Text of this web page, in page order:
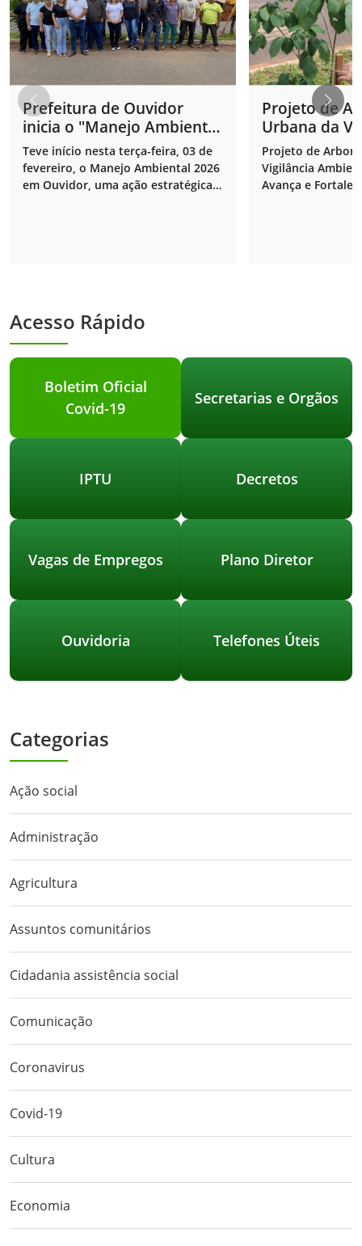
Prefeitura de Ouvidor
inicia o "Manejo Ambiental
2026" com força total no
combate ao mosquito da
dengue.
Teve início nesta terça-feira, 03 de
fevereiro, o Manejo Ambiental 2026
em Ouvidor, uma ação estratégica e
Projeto de
Urbana da
Ambiental.
Projeto de
Vigilância
Avança e
Acesso Rápido
Boletim Oficial
Covid-19
Secretarias e Orgãos
IPTU Decretos
Vagas de Empregos Plano Diretor
Ouvidoria Telefones Úteis
Categorias
Ação social
Administração
Agricultura
Assuntos comunitários
Cidadania assistência social
Comunicação
Coronavirus
Covid-19
Cultura
Economia